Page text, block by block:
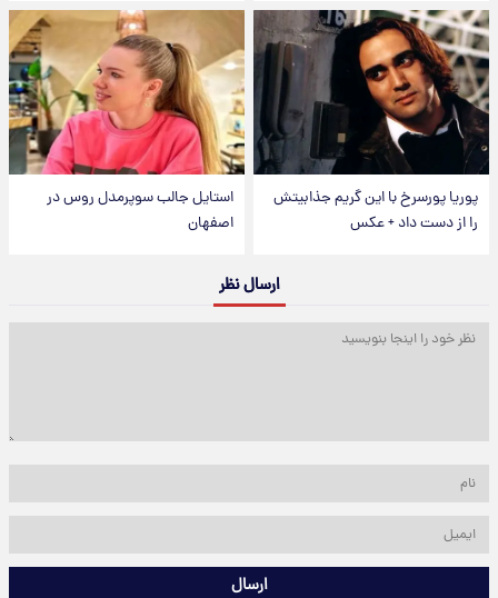
پوریا پورسرخ با این گریم جذابیتش
را از دست داد + عکس
استایل جالب سوپرمدل روس در
اصفهان
ارسال نظر
ارسال